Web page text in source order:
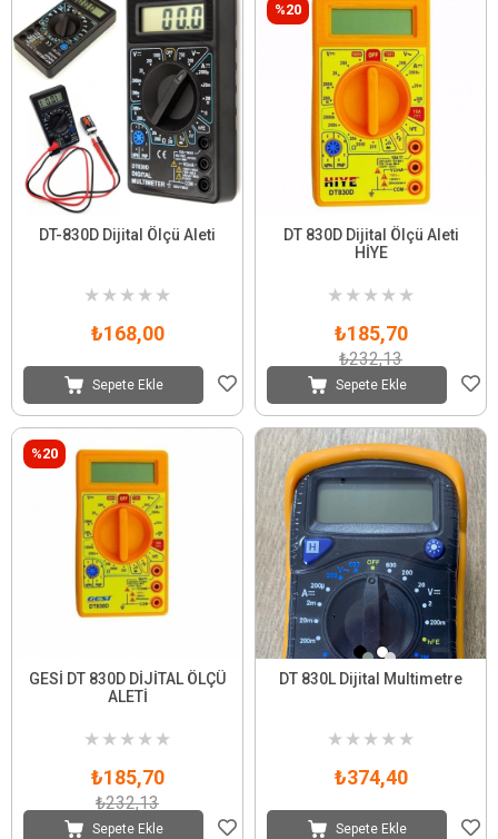
DT-830D Dijital Ölçü Aleti
★ ★ ★ ★ ★
₺168,00
Sepete Ekle
DT 830D Dijital Ölçü Aleti
HİYE
★ ★ ★ ★ ★
₺185,70
₺232,13
Sepete Ekle
%20
GESİ DT 830D DİJİTAL ÖLÇÜ
ALETİ
★ ★ ★ ★ ★
₺185,70
₺232,13
Sepete Ekle
%20
DT 830L Dijital Multimetre
★ ★ ★ ★ ★
₺374,40
Sepete Ekle